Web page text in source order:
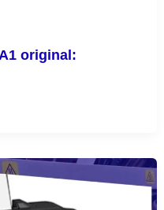
original: